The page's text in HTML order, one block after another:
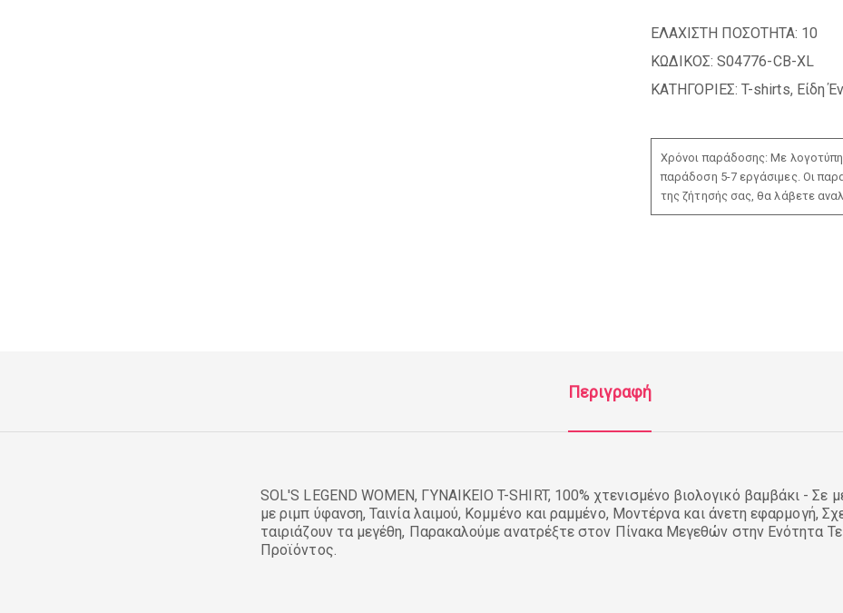
ΕΛΑΧΙΣΤΗ ΠΟΣΟΤΗΤΑ: 10
ΚΩΔΙΚΟΣ: S04776-CB-XL
ΚΑΤΗΓΟΡΙΕΣ: T-shirts, Είδη
Χρόνοι παράδοσης: Με
παράδοση 5-7 εργάσιμες. Οι
της ζήτησής σας, θα λάβετε
Περιγραφή
SOL'S LEGEND WOMEN, ΓΥΝΑΙΚΕΙΟ T-SHIRT, 100% χτενισμένο βιολογικό βαμβάκι - Σε
με ριμπ ύφανση, Ταινία λαιμού, Κομμένο και ραμμένο, Μοντέρνα και άνετη εφαρμογή,
ταιριάζουν τα μεγέθη, Παρακαλούμε ανατρέξτε στον Πίνακα Μεγεθών στην Ενότητα
Προϊόντος.